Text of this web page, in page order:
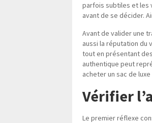
parfois subtiles et les
avant de se décider.
Avant de valider une
aussi la réputation du
tout en présentant
authentique peut
acheter un sac de
Vérifier
Le premier réflexe